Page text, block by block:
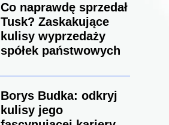
Co naprawdę sprzedał
Tusk? Zaskakujące
kulisy wyprzedaży
spółek państwowych
Borys Budka: odkryj
kulisy jego